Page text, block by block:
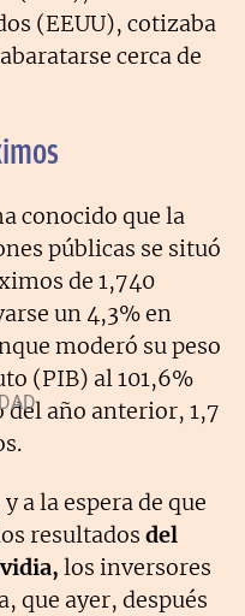
(EEUU), cotizaba
cerca de
conocido que la
públicas se situó
de 1,740
un 4,3% en
moderó su peso
(PIB) al 101,6%
año anterior, 1,7
a la espera de que
resultados del
los inversores
que ayer, después